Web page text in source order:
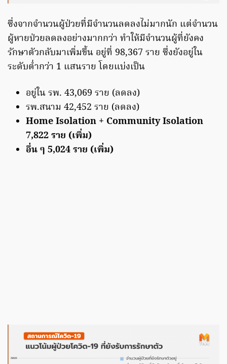
ซึ่งจากจำนวนผู้ป่วยที่มีจำนวนลดลงไม่มากนัก แต่จำนวน
ผู้หายป่วยลดลงอย่างมากกว่า ทำให้มีจำนวนผู้ที่ยังคง
รักษาตัวกลับมาเพิ่มขึ้น อยู่ที่ 98,367 ราย ซึ่งยังอยู่ใน
ระดับต่ำกว่า 1 แสนราย โดยแบ่งเป็น
อยู่ใน รพ. 43,069 ราย (ลดลง)
รพ.สนาม 42,452 ราย (ลดลง)
Home Isolation + Community Isolation
7,822 ราย (เพิ่ม)
อื่น ๆ 5,024 ราย (เพิ่ม)